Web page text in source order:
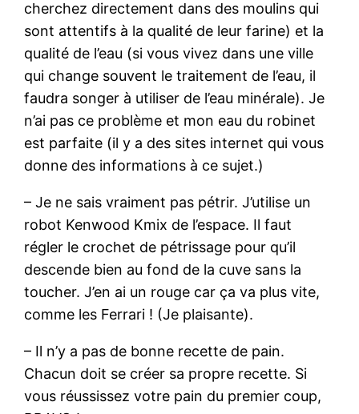
cherchez directement dans des moulins qui
sont attentifs à la qualité de leur farine) et la
qualité de l’eau (si vous vivez dans une ville
qui change souvent le traitement de l’eau, il
faudra songer à utiliser de l’eau minérale). Je
n’ai pas ce problème et mon eau du robinet
est parfaite (il y a des sites internet qui vous
donne des informations à ce sujet.)
– Je ne sais vraiment pas pétrir. J’utilise un
robot Kenwood Kmix de l’espace. Il faut
régler le crochet de pétrissage pour qu’il
descende bien au fond de la cuve sans la
toucher. J’en ai un rouge car ça va plus vite,
comme les Ferrari ! (Je plaisante).
– Il n’y a pas de bonne recette de pain.
Chacun doit se créer sa propre recette. Si
vous réussissez votre pain du premier coup,